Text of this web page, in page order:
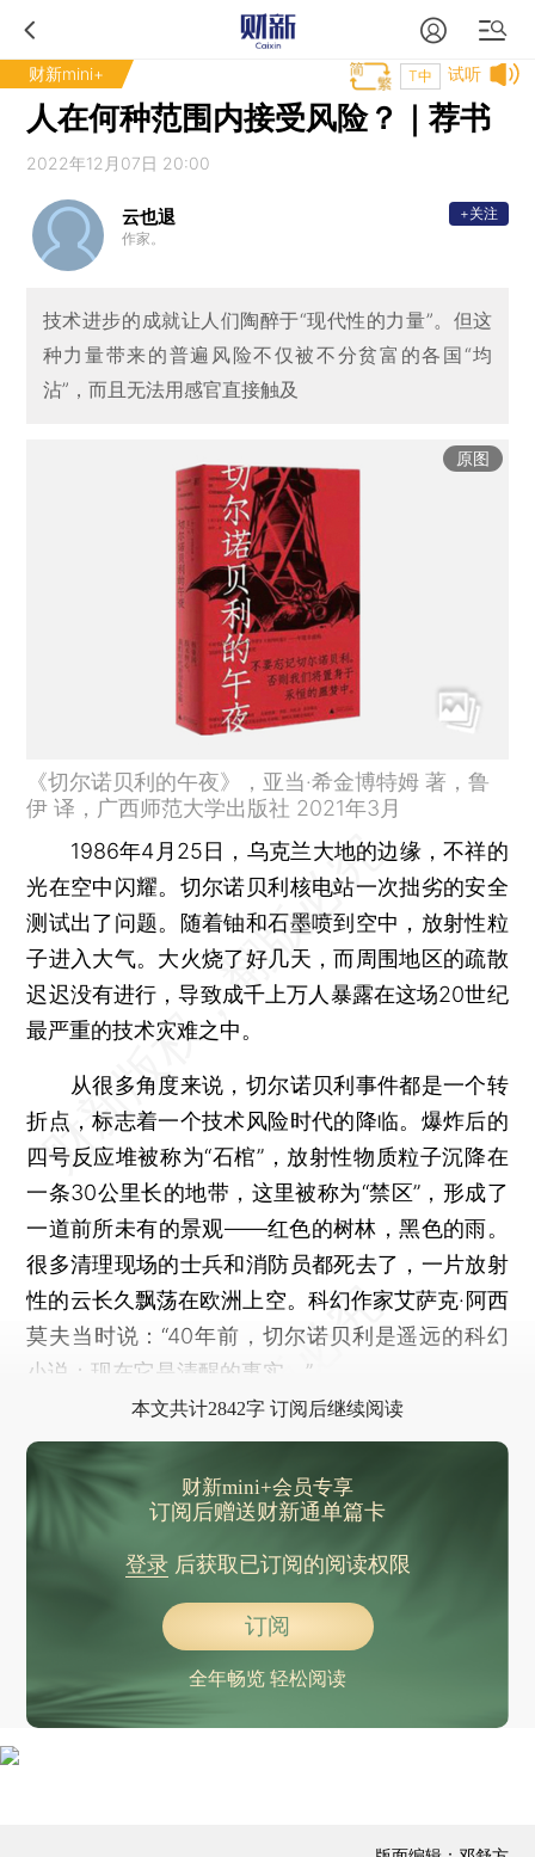
财新mini+ 试听
T中
人在何种范围内接受风险？｜荐书
2022年12月07日 20:00
云也退
作家。
+关注
技术进步的成就让人们陶醉于“现代性的力量”。但这
种力量带来的普遍风险不仅被不分贫富的各国“均
沾”，而且无法用感官直接触及
原图
《切尔诺贝利的午夜》，亚当·希金博特姆 著，鲁
伊 译，广西师范大学出版社 2021年3月
1986年4月25日，乌克兰大地的边缘，不祥的
光在空中闪耀。切尔诺贝利核电站一次拙劣的安全
测试出了问题。随着铀和石墨喷到空中，放射性粒
子进入大气。大火烧了好几天，而周围地区的疏散
迟迟没有进行，导致成千上万人暴露在这场20世纪
最严重的技术灾难之中。
从很多角度来说，切尔诺贝利事件都是一个转
折点，标志着一个技术风险时代的降临。爆炸后的
四号反应堆被称为“石棺”，放射性物质粒子沉降在
一条30公里长的地带，这里被称为“禁区”，形成了
一道前所未有的景观——红色的树林，黑色的雨。
很多清理现场的士兵和消防员都死去了，一片放射
性的云长久飘荡在欧洲上空。科幻作家艾萨克·阿西
莫夫当时说：“40年前，切尔诺贝利是遥远的科幻
小说；现在它是清醒的事实。”
本文共计2842字 订阅后继续阅读
财新mini+会员专享
订阅后赠送财新通单篇卡
登录后获取已订阅的阅读权限
订阅
全年畅览 轻松阅读